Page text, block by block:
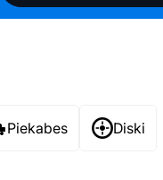
Piekabes Diski